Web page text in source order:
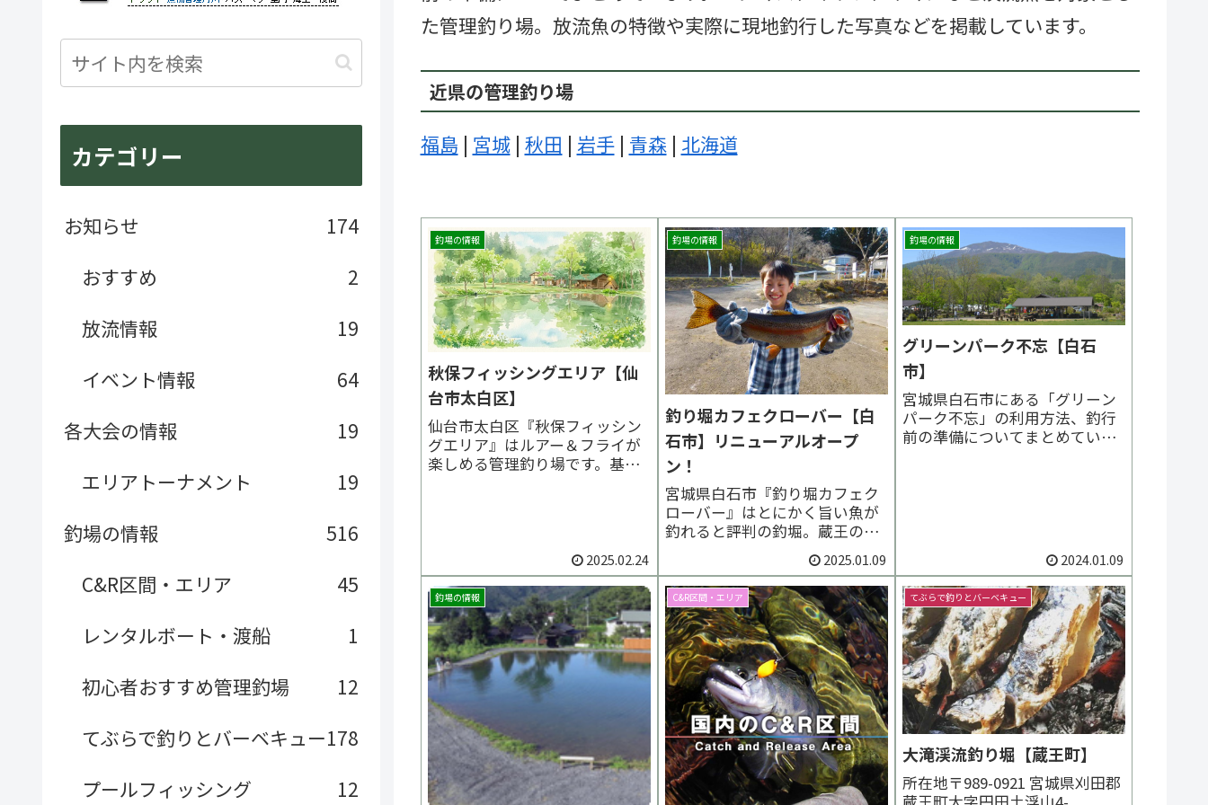
た管理釣り場。放流魚の特徴や実際に現地釣行した写真などを掲載しています。
近県の管理釣り場
福島 | 宮城| 秋田 | 岩手| 青森| 北海道
釣場の情報
秋保フィッシングエリア【仙
台市太白区】
仙台市太白区『秋保フィッシン
グエリア』はルアー＆フライが
楽しめる管理釣り場です。基本
業の場合あり（公式SNSを参
照）【釣 方】ルアー＆フラ
イ、夏季つかみどり【釣場...
2025.02.24
釣場の情報
釣り堀カフェクローバー【白
石市】リニューアルオープ
ン！
宮城県白石市『釣り堀カフェク
ローバー』はとにかく旨い魚が
釣れると評判の釣堀。蔵王の湧
水を利用しており季節を問わず
水温が11度で安定。いつ訪れて
も好活性の渓流魚が期待できる
釣り場です。ニジマスエサ釣り
は子供でもたくさん釣れます。
手ぶらでもOK！【アップデート
情報】蔵王天然水かき氷、...
2025.01.09
釣場の情報
グリーンパーク不忘【白石
市】
宮城県白石市にある「グリーン
パーク不忘」の利用方法、釣行
前の準備についてまとめていま
2024.01.09
釣場の情報 C&R区間・エリア てぶらで釣りとバーベキュー
大滝渓流釣り堀【蔵王町】
所在地〒989-0921 宮城県刈田郡
カテゴリー
お知らせ
174
おすすめ
2
放流情報
19
イベント情報
64
各大会の情報
19
エリアトーナメント
19
釣場の情報
516
C&R区間・エリア
45
レンタルボート・渡船
1
初心者おすすめ管理釣場
12
てぶらで釣りとバーベキュー178
プールフィッシング
12